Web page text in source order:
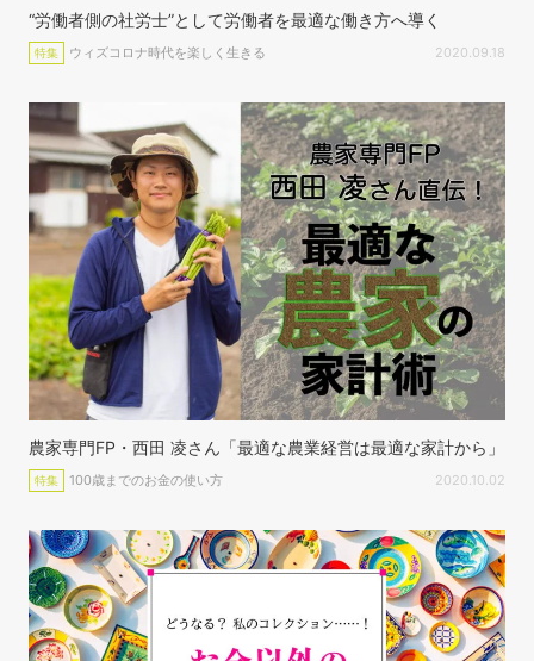
“労働者側の社労士”として労働者を最適な働き方へ導く
特集 ウィズコロナ時代を楽しく生きる 2020.09.18
農家専門FP・西田 凌さん「最適な農業経営は最適な家計から」
特集 100歳までのお金の使い方 2020.10.02